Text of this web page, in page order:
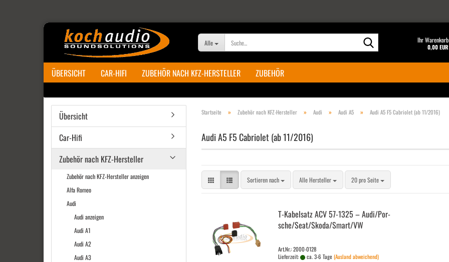
Alle Ihr Warenkorb
0,00 EUR
ÜBERSICHT CAR-HIFI ZUBEHÖR NACH KFZ-HERSTELLER ZUBEHÖR
Startseite » Zubehör nach KFZ-Hersteller » Audi » Audi A5 » Audi A5 F5 Cabriolet (ab 11/2016)
Audi A5 F5 Cabriolet (ab 11/2016)
Sortieren nach
Sortieren nach Alle Hersteller 20 pro Seite
pro Seite
T-​Ka­bel­satz ACV 57-​1325 – Audi/Por­
sche/Seat/Skoda/Smart/VW
Art.Nr.: 2000-0128
Lieferzeit:
ca. 3-6 Tage(Ausland abweichend)
Übersicht
Car-Hifi
Zubehör nach KFZ-Hersteller
Zubehör nach KFZ-Hersteller anzeigen
Alfa Romeo
Audi
Audi anzeigen
Audi A1
Audi A2
Audi A3